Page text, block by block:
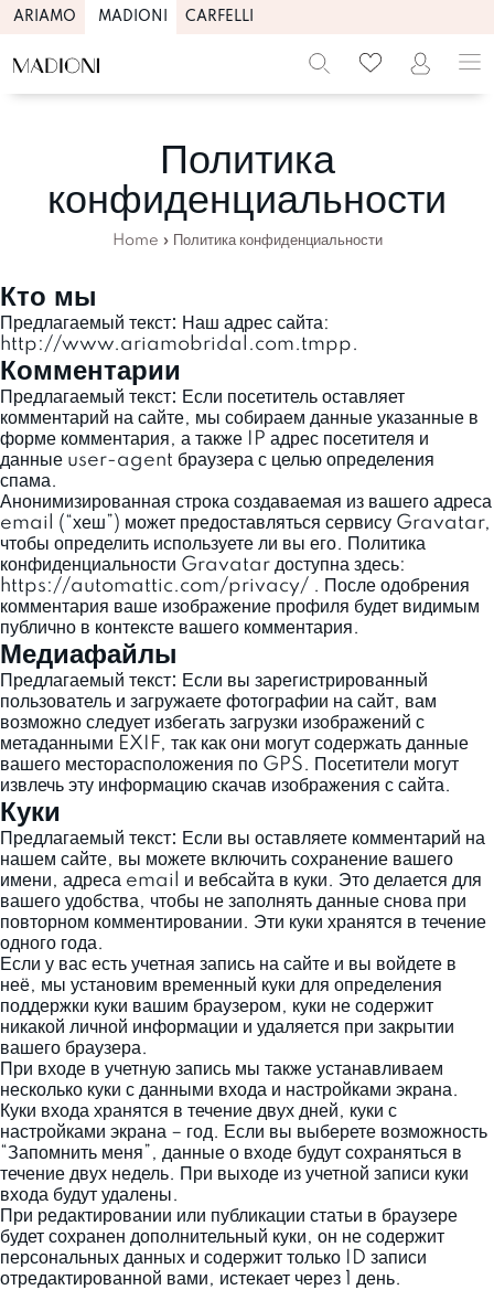
Skip
ARIAMO MADIONI CARFELLI
Политика
конфиденциальности
Home » Политика конфиденциальности
Кто мы
Предлагаемый текст: Наш адрес сайта:
http://www.ariamobridal.com.tmpp.
Комментарии
Предлагаемый текст: Если посетитель оставляет
комментарий на сайте, мы собираем данные указанные в
форме комментария, а также IP адрес посетителя и
данные user-agent браузера с целью определения
спама.
Анонимизированная строка создаваемая из вашего адреса
email (“хеш”) может предоставляться сервису Gravatar,
чтобы определить используете ли вы его. Политика
конфиденциальности Gravatar доступна здесь:
https://automattic.com/privacy/ . После одобрения
комментария ваше изображение профиля будет видимым
публично в контексте вашего комментария.
Медиафайлы
Предлагаемый текст: Если вы зарегистрированный
пользователь и загружаете фотографии на сайт, вам
возможно следует избегать загрузки изображений с
метаданными EXIF, так как они могут содержать данные
вашего месторасположения по GPS. Посетители могут
извлечь эту информацию скачав изображения с сайта.
Куки
Предлагаемый текст: Если вы оставляете комментарий на
нашем сайте, вы можете включить сохранение вашего
имени, адреса email и вебсайта в куки. Это делается для
вашего удобства, чтобы не заполнять данные снова при
повторном комментировании. Эти куки хранятся в течение
одного года.
Если у вас есть учетная запись на сайте и вы войдете в
неё, мы установим временный куки для определения
поддержки куки вашим браузером, куки не содержит
никакой личной информации и удаляется при закрытии
вашего браузера.
При входе в учетную запись мы также устанавливаем
несколько куки с данными входа и настройками экрана.
Куки входа хранятся в течение двух дней, куки с
настройками экрана – год. Если вы выберете возможность
“Запомнить меня”, данные о входе будут сохраняться в
течение двух недель. При выходе из учетной записи куки
входа будут удалены.
При редактировании или публикации статьи в браузере
будет сохранен дополнительный куки, он не содержит
персональных данных и содержит только ID записи
отредактированной вами, истекает через 1 день.